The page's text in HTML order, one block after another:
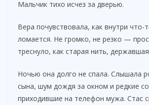
Мальчик тихо исчез за дверью.
Вера почувствовала, как внутри что-
ломается. Не громко, не резко —
треснуло, как старая нить,
Ночью она долго не спала. Слышала
сына, шум дождя за окном и редкие
приходившие на телефон мужа. Стас